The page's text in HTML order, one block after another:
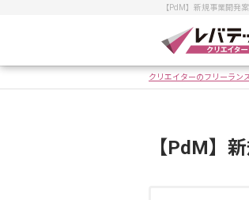
【PdM】新規事業開発
クリエイターのフリーラン
【PdM】